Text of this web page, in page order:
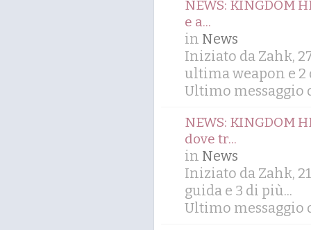
NEWS: KINGDOM
e a...
in News
Iniziato da Zahk,
ultima weapon e 2
Ultimo messaggio
NEWS: KINGDOM
dove tr...
in News
Iniziato da Zahk,
guida e 3 di più...
Ultimo messaggio